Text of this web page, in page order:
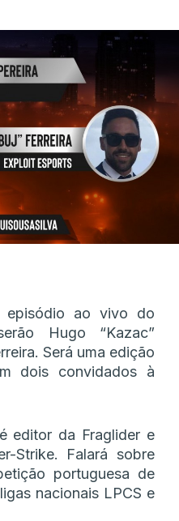
episódio ao vivo do
Hugo “Kazac”
Será uma edição
dois convidados à
editor da Fraglider e
Strike. Falará sobre
portuguesa de
nacionais LPCS e